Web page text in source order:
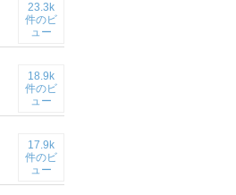
23.3k
件のビ
ュー
18.9k
件のビ
ュー
17.9k
件のビ
ュー